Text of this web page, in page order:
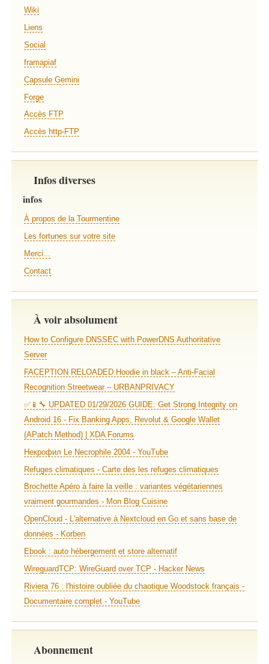
Wiki
Liens
Social
framapiaf
Capsule Gemini
Forge
Accès FTP
Accès http-FTP
Infos diverses
infos
À propos de la Tourmentine
Les fortunes sur votre site
Merci...
Contact
À voir absolument
How to Configure DNSSEC with PowerDNS Authoritative
Server
FACEPTION RELOADED Hoodie in black – Anti-Facial
Recognition Streetwear – URBANPRIVACY
✅📱🔧 UPDATED 01/29/2026 GUIDE: Get Strong Integrity on
Android 16 - Fix Banking Apps, Revolut & Google Wallet
(APatch Method) | XDA Forums
Некрофил Le Necrophile 2004 - YouTube
Refuges climatiques - Carte des les refuges climatiques
Brochette Apéro à faire la veille : variantes végétariennes
vraiment gourmandes - Mon Blog Cuisine
OpenCloud - L'alternative à Nextcloud en Go et sans base de
données - Korben
Ebook : auto hébergement et store alternatif
WireguardTCP: WireGuard over TCP - Hacker News
Riviera 76 : l'histoire oubliée du chaotique Woodstock français -
Documentaire complet - YouTube
Abonnement